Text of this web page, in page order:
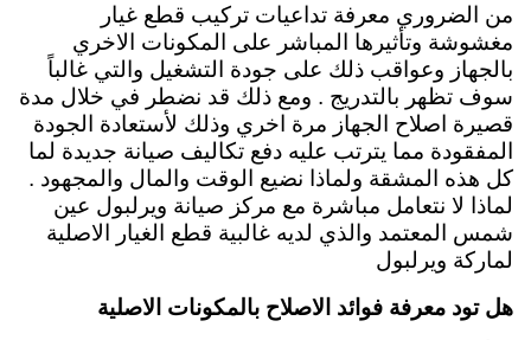
من الضروري معرفة تداعيات تركيب قطع غيار
مغشوشة وتأثيرها المباشر على المكونات الاخري
بالجهاز وعواقب ذلك على جودة التشغيل والتي غالباً
سوف تظهر بالتدريج . ومع ذلك قد نضطر في خلال مدة
قصيرة اصلاح الجهاز مرة اخري وذلك لأستعادة الجودة
المفقودة مما يترتب عليه دفع تكاليف صيانة جديدة لما
كل هذه المشقة ولماذا نضيع الوقت والمال والمجهود .
لماذا لا نتعامل مباشرة مع مركز صيانة ويرلبول عين
شمس المعتمد والذي لديه غالبية قطع الغيار الاصلية
لماركة ويرلبول
هل تود معرفة فوائد الاصلاح بالمكونات الاصلية